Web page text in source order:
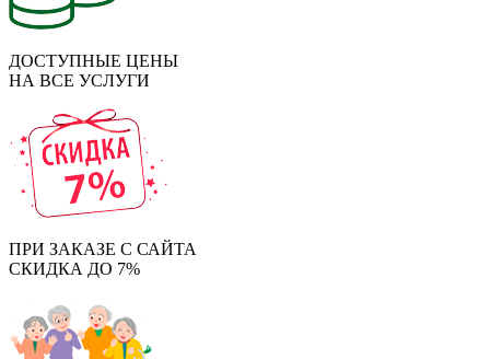
ДОСТУПНЫЕ ЦЕНЫ
НА ВСЕ УСЛУГИ
ПРИ ЗАКАЗЕ С САЙТА
СКИДКА ДО 7%